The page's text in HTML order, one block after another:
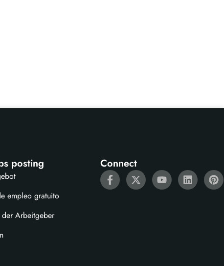
posting
empleo gratuito
Arbeitgeber
Connect